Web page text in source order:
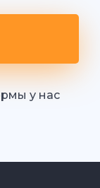
у нас